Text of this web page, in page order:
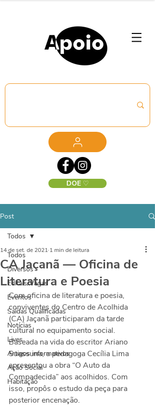
DOE ♡
Post
Todos
Diversos
Editais/Vagas
Eventos
Saídas Qualificadas
Notícias
Lives
Artigos informativos
Ação Social
Habitação
Todos
CA Jaçanã — Oficina de
Literatura e Poesia
14 de set. de 2021 1 min de leitura
Com oficina de literatura e poesia,
conviventes do Centro de Acolhida
(CA) Jaçanã participaram da tarde
cultural no equipamento social.
Baseada na vida do escritor Ariano
Suassuna, a pedagoga Cecília Lima
apresentou a obra “O Auto da
Compadecida” aos acolhidos. Com
isso, propôs o estudo da peça para
posterior encenação.